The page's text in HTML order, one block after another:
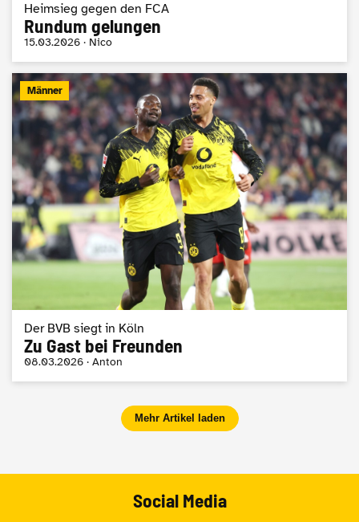
Heimsieg gegen den FCA
Rundum gelungen
15.03.2026 · Nico
Männer
Der BVB siegt in Köln
Zu Gast bei Freunden
08.03.2026 · Anton
Mehr Artikel laden
Social Media